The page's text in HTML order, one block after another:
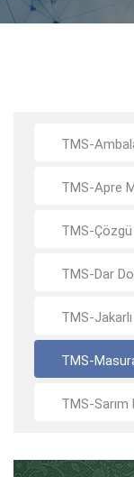
TMS-
TMS-Apre
TMS-
TMS-Dar
TMS-
TMS-
TMS-Sarım